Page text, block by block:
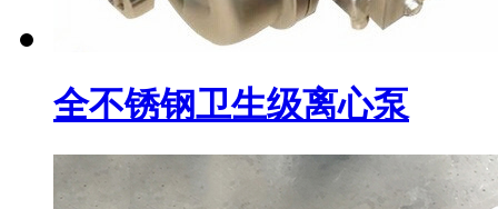
全不锈钢卫生级离心泵